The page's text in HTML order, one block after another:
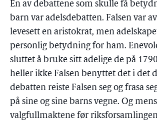
En av debattene som skulle få
barn var adelsdebatten. Falsen var
levesett en aristokrat, men
personlig betydning for ham.
sluttet å bruke sitt adelige de på
heller ikke Falsen benyttet det i det
debatten reiste Falsen seg og frasa
på sine og sine barns vegne. Og mens
valgfullmaktene før